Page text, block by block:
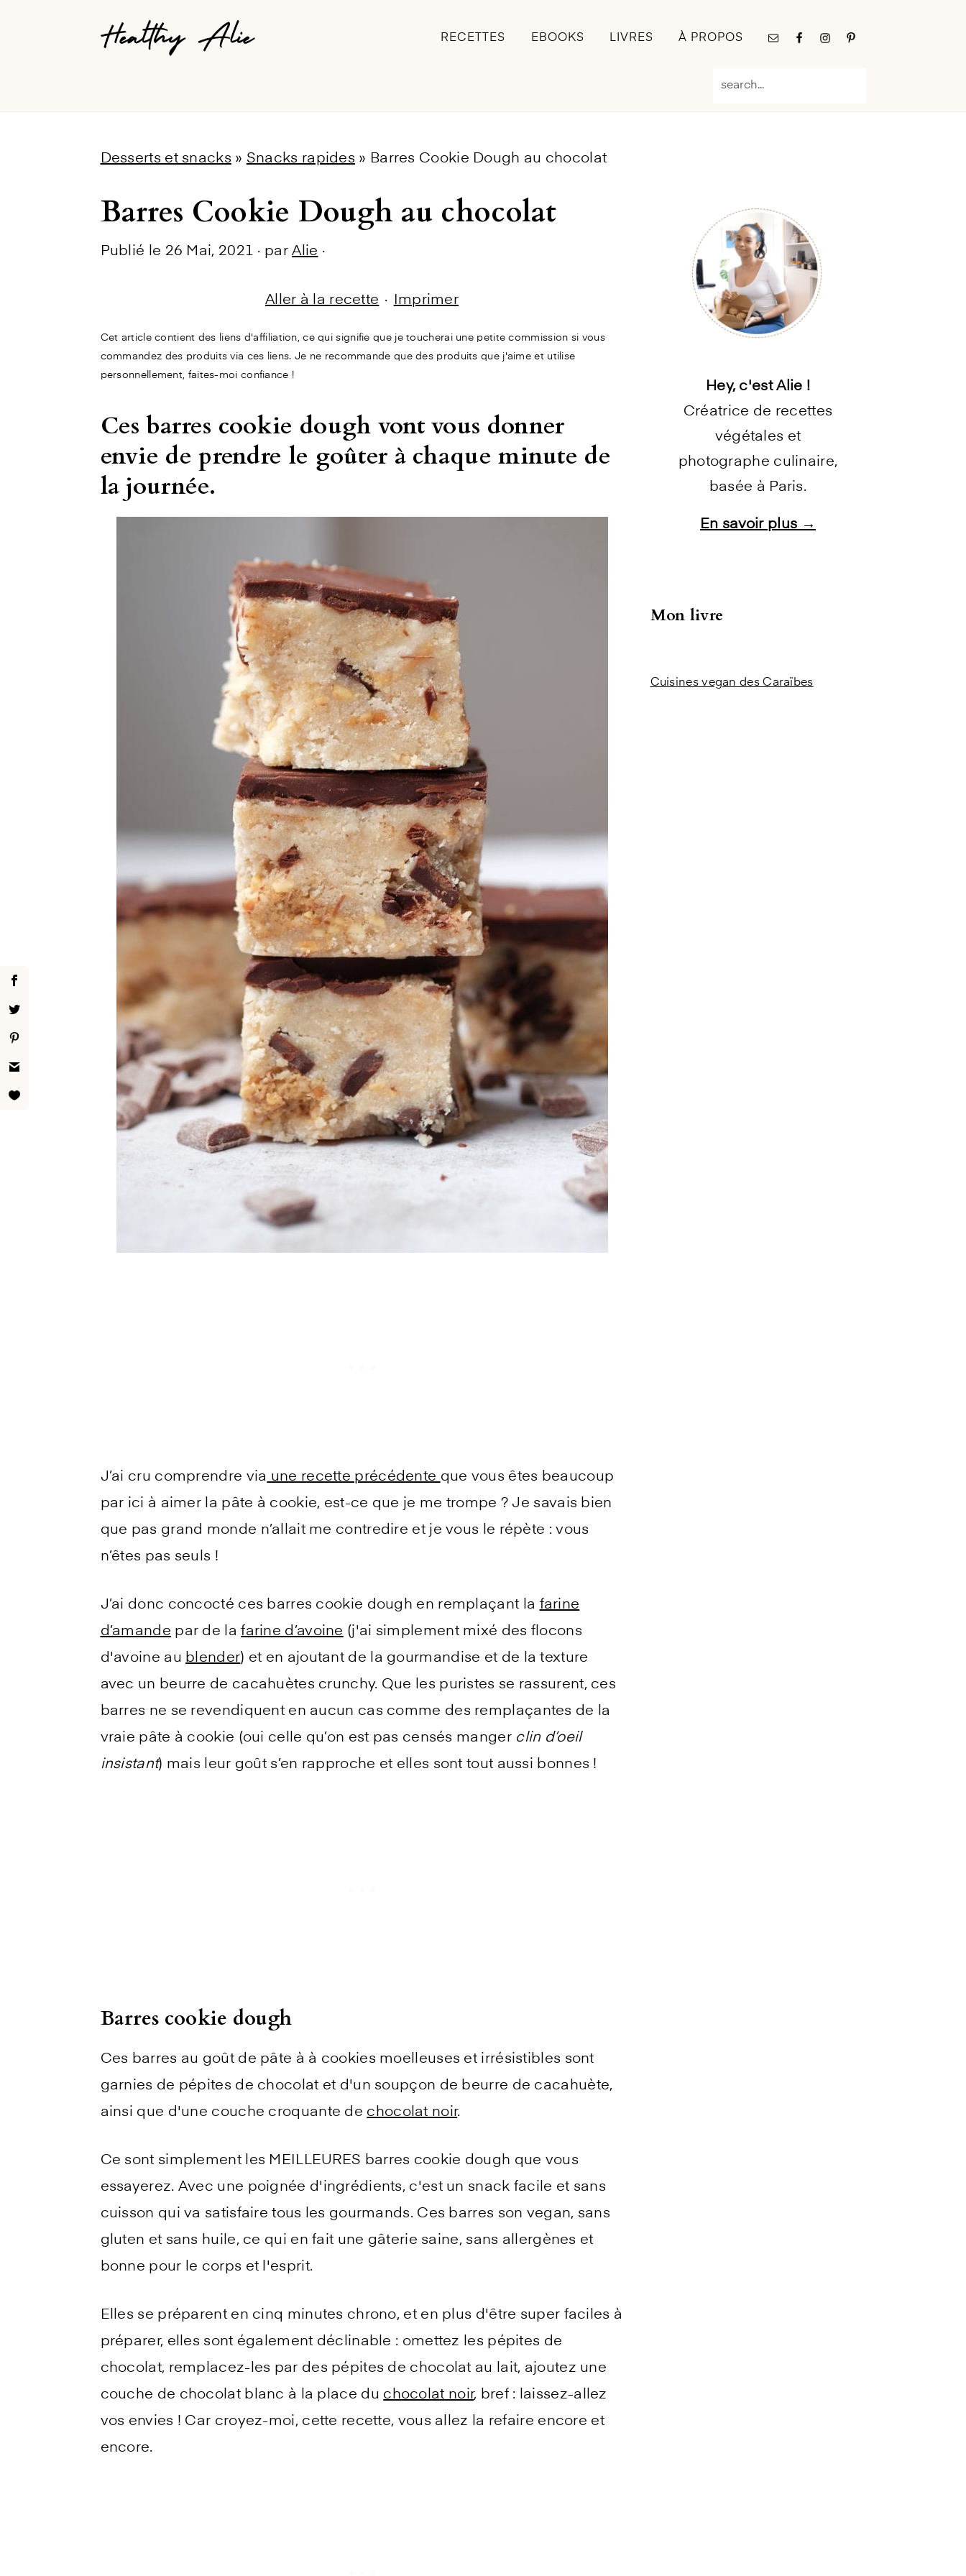
RECETTES EBOOKS LIVRES À PROPOS
Social
Menu
Desserts et snacks » Snacks rapides » Barres Cookie Dough au chocolat
Barres Cookie Dough au chocolat
Publié le 26 Mai, 2021 · parAlie ·
Aller à la recette · Imprimer
Cet article contient des liens d'affiliation, ce qui signifie que je toucherai une petite commission si vous
commandez des produits via ces liens. Je ne recommande que des produits que j'aime et utilise
personnellement, faites-moi confiance !
Ces barres cookie dough vont vous donner
envie de prendre le goûter à chaque minute de
la journée.
J’ai cru comprendre via une recette précédente que vous êtes beaucoup
par ici à aimer la pâte à cookie, est-ce que je me trompe ? Je savais bien
que pas grand monde n’allait me contredire et je vous le répète : vous
n’êtes pas seuls !
J’ai donc concocté ces barres cookie dough en remplaçant la farine
d’amande par de lafarine d’avoine (j'ai simplement mixé des flocons
d'avoine au blender) et en ajoutant de la gourmandise et de la texture
avec un beurre de cacahuètes crunchy. Que les puristes se rassurent, ces
barres ne se revendiquent en aucun cas comme des remplaçantes de la
vraie pâte à cookie (oui celle qu’on est pas censés manger clin d’oeil
insistant) mais leur goût s’en rapproche et elles sont tout aussi bonnes !
Barres cookie dough
Ces barres au goût de pâte à à cookies moelleuses et irrésistibles sont
garnies de pépites de chocolat et d'un soupçon de beurre de cacahuète,
ainsi que d'une couche croquante de chocolat noir.
Ce sont simplement les MEILLEURES barres cookie dough que vous
essayerez. Avec une poignée d'ingrédients, c'est un snack facile et sans
cuisson qui va satisfaire tous les gourmands. Ces barres son vegan, sans
gluten et sans huile, ce qui en fait une gâterie saine, sans allergènes et
bonne pour le corps et l'esprit.
Elles se préparent en cinq minutes chrono, et en plus d'être super faciles à
préparer, elles sont également déclinable : omettez les pépites de
chocolat, remplacez-les par des pépites de chocolat au lait, ajoutez une
couche de chocolat blanc à la place du chocolat noir, bref : laissez-allez
vos envies ! Car croyez-moi, cette recette, vous allez la refaire encore et
encore.
Hey, c'est Alie !
Créatrice de recettes
végétales et
photographe culinaire,
basée à Paris.
En savoir plus →
Mon livre
Cuisines vegan des Caraïbes